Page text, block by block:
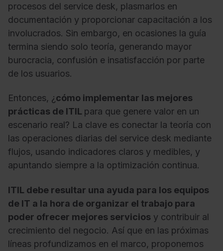
procesos del service desk, plasmarlos en
documentación y proporcionar capacitación a los
involucrados. Sin embargo, en ocasiones la guía
termina siendo solo teoría, generando mayor
burocracia, confusión e insatisfacción por parte
de los usuarios.
Entonces, ¿cómo implementar las mejores
prácticas de ITIL para que genere valor en un
escenario real? La clave es conectar la teoría con
las operaciones diarias del service desk mediante
flujos, usando indicadores claros y medibles, y
apuntando siempre a la optimización continua.
ITIL debe resultar una ayuda para los equipos
de IT a la hora de organizar el trabajo para
poder ofrecer mejores servicios y contribuir al
crecimiento del negocio. Así que en las próximas
líneas profundizamos en el marco, proponemos